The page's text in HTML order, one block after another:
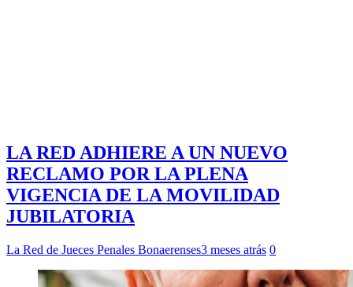
LA RED ADHIERE A UN NUEVO
RECLAMO POR LA PLENA
VIGENCIA DE LA MOVILIDAD
JUBILATORIA
La Red de Jueces Penales Bonaerenses3 meses atrás 0